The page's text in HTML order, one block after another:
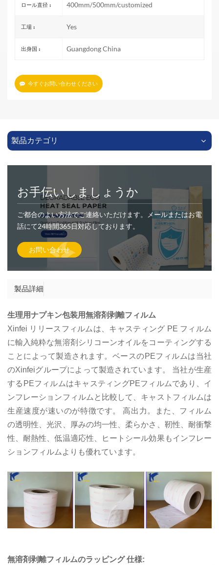
ロール直径 : 400mm/500mm/customized
工場 : Yes
出身国 : Guangdong China
今すぐお問い合わせください
製品カテゴリ
お手伝いしましょうか
ご都合のよい方法でご連絡いただけます。メールまたはお電
話にて24時間365日対応しております。
お問い合わせ
製品詳細
生理用ナプキン包装用無溶剤剥離フィルム
Xinfei リリースフィルムは、キャスティング PE フィルム
に輸入純粋な無溶剤シリコーンオイルをコーティングする
ことによって製造されます。ベースのPEフィルムは当社
のXinfeiグループによって製造されています。 当社が生産
するPEフィルムはキャスティングPEフィルムであり、イ
ンフレーションフィルムと比較して、キャストフィルムは
生産速度が速いのが特徴です。
高出力。また、フィルム
の透明性、光沢、厚みの均一性、柔らかさ、靭性、耐衝撃
性、耐熱性、低温適応性、ヒートシール効果もインフレー
ションフィルムよりも優れています。
無溶剤剥離フィルムのラッピング仕様: